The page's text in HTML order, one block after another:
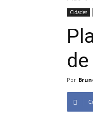
Cidades
Por